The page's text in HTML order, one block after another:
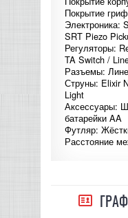
Покрытие
Электроника:
SRT Piezo
Регуляторы:
TA Switch /
Разъемы:
Струны: Elixir
Light
Аксессуары:
батарейки AA
Футляр:
Расстояние